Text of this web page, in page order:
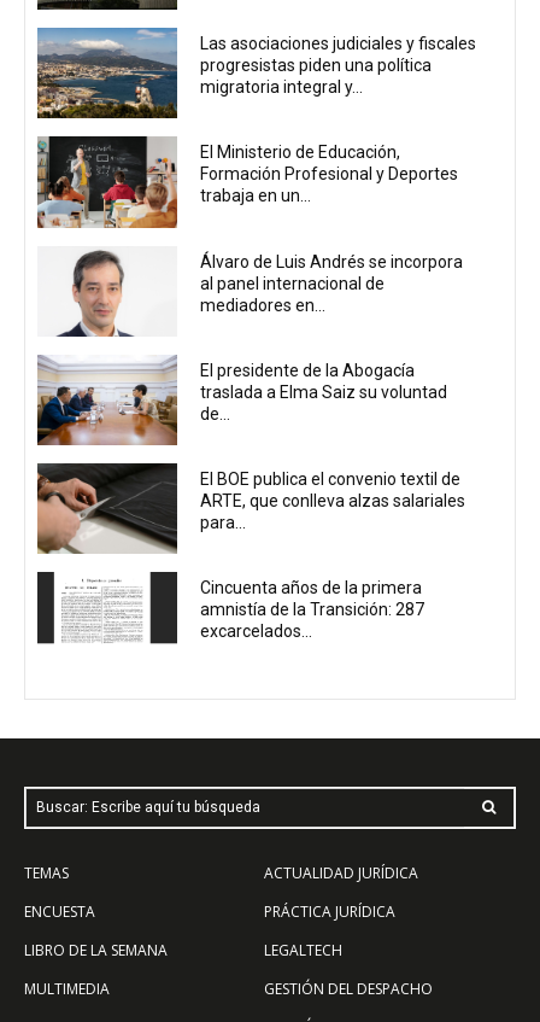
Las asociaciones judiciales y fiscales
progresistas piden una política
migratoria integral y...
El Ministerio de Educación,
Formación Profesional y Deportes
trabaja en un...
Álvaro de Luis Andrés se incorpora
al panel internacional de
mediadores en...
El presidente de la Abogacía
traslada a Elma Saiz su voluntad
de...
El BOE publica el convenio textil de
ARTE, que conlleva alzas salariales
para...
Cincuenta años de la primera
amnistía de la Transición: 287
excarcelados...
Buscar: Escribe aquí tu búsqueda
TEMAS
ENCUESTA
LIBRO DE LA SEMANA
MULTIMEDIA
ACTUALIDAD JURÍDICA
PRÁCTICA JURÍDICA
LEGALTECH
GESTIÓN DEL DESPACHO